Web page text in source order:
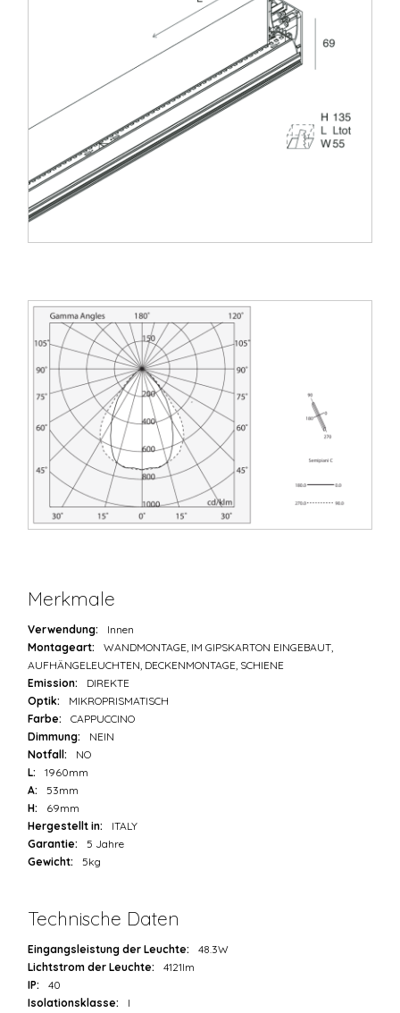
Merkmale
Verwendung:
Innen
Montageart:
WANDMONTAGE, IM GIPSKARTON EINGEBAUT,
AUFHÄNGELEUCHTEN, DECKENMONTAGE, SCHIENE
Emission:
DIREKTE
Optik:
MIKROPRISMATISCH
Farbe:
CAPPUCCINO
Dimmung:
NEIN
Notfall:
NO
L:
1960mm
A:
53mm
H:
69mm
Hergestellt in:
ITALY
Garantie:
5 Jahre
Gewicht:
5kg
Technische Daten
Eingangsleistung der Leuchte:
48.3W
Lichtstrom der Leuchte:
4121lm
IP:
40
Isolationsklasse:
I